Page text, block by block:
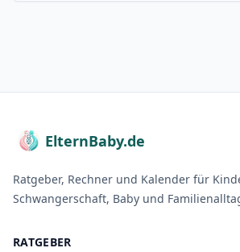
ElternBaby.de
Ratgeber, Rechner und Kalender für
Schwangerschaft, Baby und
RATGEBER